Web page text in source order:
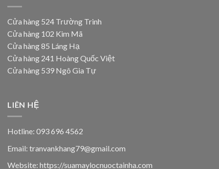
Cửa hàng 524 Trường Trinh
Cửa hàng 102 Kim Mã
Cửa hàng 85 Láng Hạ
Cửa hàng 241 Hoàng Quốc Việt
Cửa hàng 539 Ngô Gia Tự
LIÊN HỆ
Hotline: 093 696 4562
Email: tranvankhang79@gmail.com
Website: https://suamaylocnuoctainha.com